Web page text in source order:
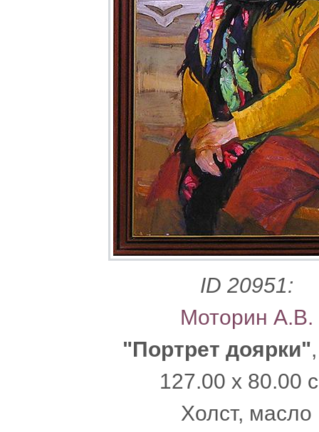
ID 20951:
Моторин А.В.
"Портрет доярки"
127.00 x 80.00
Xолст, масло